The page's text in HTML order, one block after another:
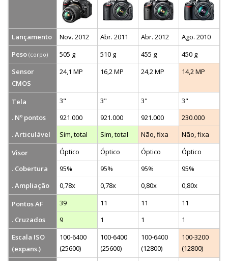
Lançamento Nov. 2012 Abr. 2011 Abr. 2012
Ago. 2010
Peso (corpo) 505 g 510 g 455 g
450 g
Sensor
CMOS
24,1 MP 16,2 MP 24,2 MP 14,2 MP
Tela 3" 3" 3"
3"
. Nº pontos
921.000 921.000 921.000
230.000
. Articulável
Sim, total Sim, total Não, fixa
Não, fixa
Visor
Óptico Óptico Óptico
Óptico
. Cobertura
95% 95% 95%
95%
. Ampliação
0,78x 0,78x 0,80x
0,80x
Pontos AF
39 11 11
11
. Cruzados
9 1 1
1
Escala ISO
(expans.)
100-6400
(25600)
100-6400
(25600)
100-6400
(12800)
100-3200
(12800)